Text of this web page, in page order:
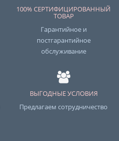
100% СЕРТИФИЦИРОВАННЫЙ
ТОВАР
Гарантийное и
постгарантийное
обслуживание
ВЫГОДНЫЕ УСЛОВИЯ
Предлагаем сотрудничество